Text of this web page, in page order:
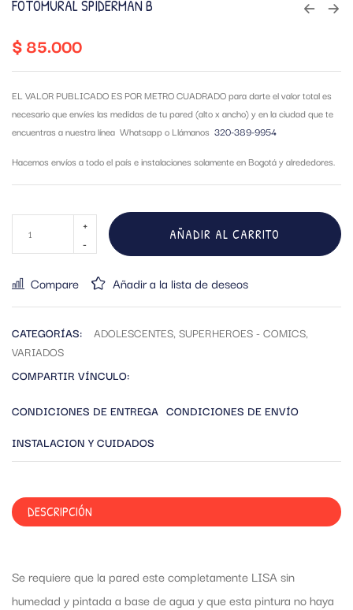
FOTOMURAL SPIDERMAN B
$85.000
EL VALOR PUBLICADO ES POR METRO CUADRADO para darte el valor total es
necesario que envíes las medidas de tu pared (alto x ancho) y en la ciudad que te
encuentras a nuestra línea Whatsapp o Llámanos 320-389-9954
Hacemos envíos a todo el país e instalaciones solamente en Bogotá y alrededores.
AÑADIR AL CARRITO
Compare Añadir a la lista de deseos
CATEGORÍAS: ADOLESCENTES, SUPERHEROES - COMICS,
VARIADOS
COMPARTIR VÍNCULO:
CONDICIONES DE ENTREGA CONDICIONES DE ENVÍO
INSTALACION Y CUIDADOS
DESCRIPCIÓN
Se requiere que la pared este completamente LISA sin
humedad y pintada a base de agua y que esta pintura no haya